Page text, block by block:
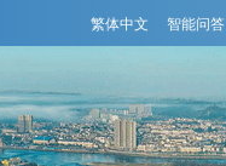
繁体中文 智能问答